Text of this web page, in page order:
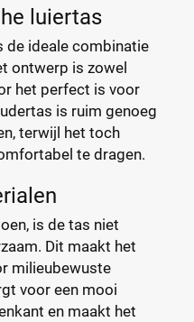
luiertas
de ideale combinatie
ontwerp is zowel
het perfect is voor
is ruim genoeg
terwijl het toch
te dragen.
is de tas niet
Dit maakt het
milieubewuste
voor een mooi
en maakt het